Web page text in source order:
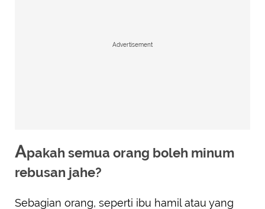
Advertisement
Apakah semua orang boleh minum
rebusan jahe?
Sebagian orang, seperti ibu hamil atau yang